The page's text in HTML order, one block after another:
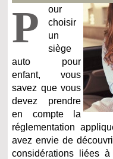
P
our
choisir
un
siège
auto pour
enfant, vous
savez que vous
devez prendre
en compte la
réglementation
avez envie de
considérations liées